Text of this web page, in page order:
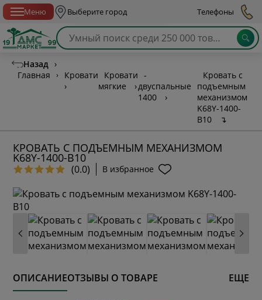
Меню Выберите город Телефоны
Назад ›
Главная
›
Кровати
›
Кровати
мягкие
›
-
двуспальные
1400
›
Кровать с
подъемным
механизмом
K68Y-1400-
B10
↴
КРОВАТЬ С ПОДЪЕМНЫМ МЕХАНИЗМОМ
K68Y-1400-B10
(0.0) В избранное
ОПИСАНИЕОТЗЫВЫ О ТОВАРЕ ЕЩЕ
* обязательное поле